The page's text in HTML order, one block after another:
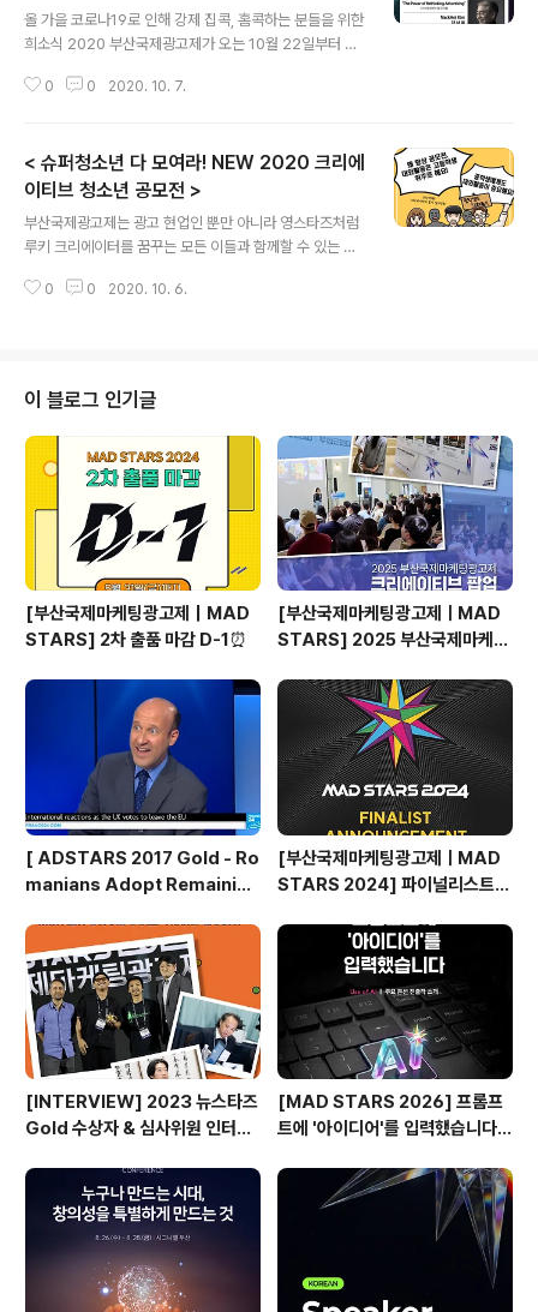
올 가을 코로나19로 인해 강제 집콕, 홈콕하는 분들을 위한
희소식 2020 부산국제광고제가 오는 10월 22일부터 온
만나볼 수 있게 되었는데요, 집에서 즐기는 컨퍼런스, #부
지와 SNS 채널을 통해 지속적으로 공개될 예정인데요, 오
늘은 10월 22일 웰컴 강연에 대해 알려드리고자 합니다!
#WelcomeSession 10월 22일, 컨퍼런스 웰컴 강연에
서는 부산국제광고제 최환진 집행위원장의 “From Re:A
D to Shift(Re:AD에서 Shift로)”를 주제로 첫 막을 엽니
다. 해당 컨퍼런스에서는 코로나19 이후 언택트 라이프스
0 0 2020. 10. 7.
< 슈퍼청소년 다 모여라! NEW 2020 크리에
이티브 청소년 공모전 >
부산국제광고제는 광고 현업인 뿐만 아니라 영스타즈처럼
루키 크리에이터를 꿈꾸는 모든 이들과 함께할 수 있는 프
대상, 뉴스타즈는 주니어 광고인 대상으로 진행하여 아쉬
기존 크리에이티브 캠프는 1박2일간 진행되었는데 올해는
코로나19의 위험에서 참가자들의 건강을 지키고자 온라인
으로 진행됩니다! ✔이번 공모전은 전국의 중학생과 고등
학생 모두 참여가 가능하구요 ✔1박2일 캠프 참여가 어려
웠던 친구들도, 부산에서 원거리에 사는 친구들도, 온라인
으로 자유롭게 참여 가능합니다. 청소년을 대상으로 진..
0 0 2020. 10. 6.
이 블로그 인기글
[부산국제마케팅광고제｜MAD
STARS] 2차 출품 마감 D-1⏰
[부산국제마케팅광고제ㅣMAD
STARS] 2025 부산국제마케팅
기
[ ADSTARS 2017 Gold - Ro
manians Adopt Remainian
[부산국제마케팅광고제ㅣMAD
STARS 2024] 파이널리스트
[INTERVIEW] 2023 뉴스타즈
Gold 수상자 & 심사위원 인터뷰
[MAD STARS 2026] 프롬프
트에 '아이디어'를 입력했습니다